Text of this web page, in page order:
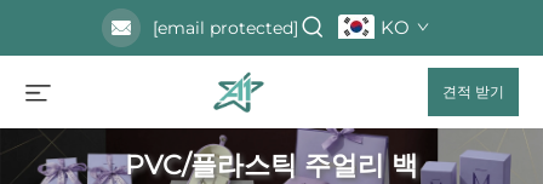
[email protected] KO
견적 받기
PVC/플라스틱 주얼리 백